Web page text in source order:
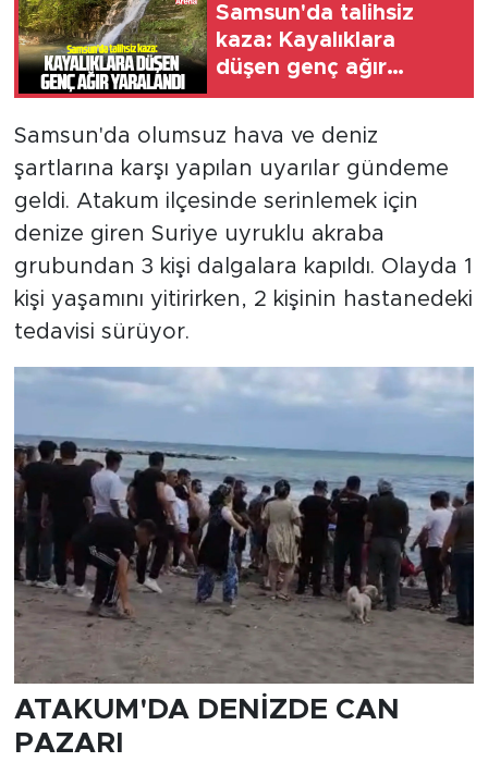
Samsun'da talihsiz
kaza: Kayalıklara
düşen genç ağır
yaralandı
Samsun'da olumsuz hava ve deniz
şartlarına karşı yapılan uyarılar gündeme
geldi. Atakum ilçesinde serinlemek için
denize giren Suriye uyruklu akraba
grubundan 3 kişi dalgalara kapıldı. Olayda 1
kişi yaşamını yitirirken, 2 kişinin hastanedeki
tedavisi sürüyor.
ATAKUM'DA DENİZDE CAN
PAZARI